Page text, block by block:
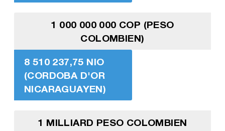
1 000 000 000 COP (PESO
COLOMBIEN)
8 510 237,75 NIO
(CORDOBA D'OR
NICARAGUAYEN)
1 MILLIARD PESO COLOMBIEN